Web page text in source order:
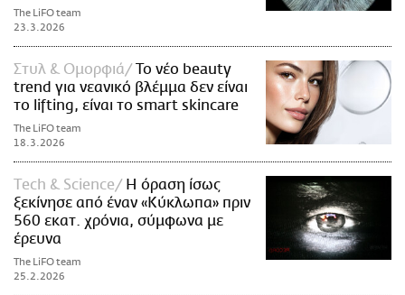
The LiFO team
23.3.2026
Στυλ & Ομορφιά
Το νέο beauty
trend για νεανικό βλέμμα δεν είναι
το lifting, είναι το smart skincare
The LiFO team
18.3.2026
Τech & Science
Η όραση ίσως
ξεκίνησε από έναν «Κύκλωπα» πριν
560 εκατ. χρόνια, σύμφωνα με
έρευνα
The LiFO team
25.2.2026